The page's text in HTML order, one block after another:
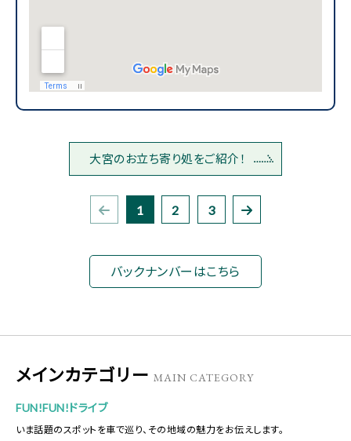
大宮のお立ち寄り処をご紹介！
1 2 3
バックナンバーはこちら
メインカテゴリー MAIN CATEGORY
FUN!FUN!ドライブ
いま話題のスポットを車で巡り、その地域の魅力をお伝えします。